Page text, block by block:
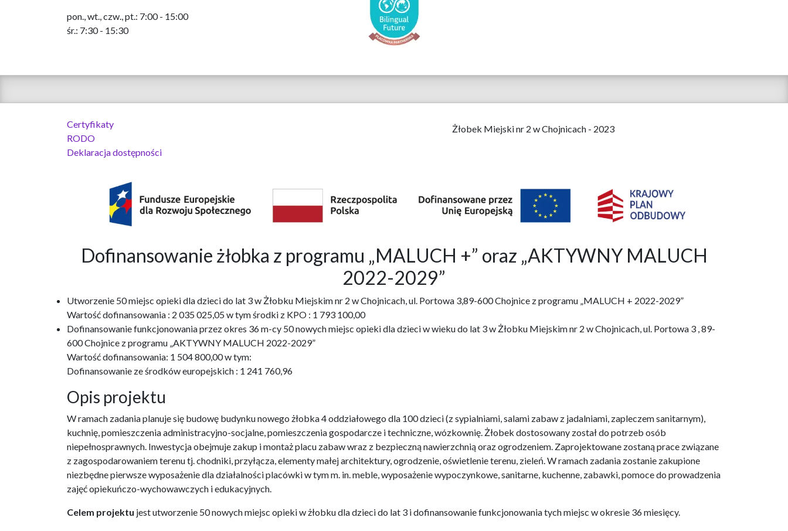
pon., wt., czw., pt.: 7:00 - 15:00
śr.: 7:30 - 15:30
Certyfikaty
RODO
Deklaracja dostępności
Żłobek Miejski nr 2 w Chojnicach - 2023
Dofinansowanie żłobka z programu „MALUCH +” oraz „AKTYWNY MALUCH
2022-2029”
Utworzenie 50 miejsc opieki dla dzieci do lat 3 w Żłobku Miejskim nr 2 w Chojnicach, ul. Portowa 3,89-600 Chojnice z programu „MALUCH + 2022-2029”
Wartość dofinansowania : 2 035 025,05 w tym środki z KPO : 1 793 100,00
Dofinansowanie funkcjonowania przez okres 36 m-cy 50 nowych miejsc opieki dla dzieci w wieku do lat 3 w Żłobku Miejskim nr 2 w Chojnicach, ul. Portowa 3 , 89-
600 Chojnice z programu „AKTYWNY MALUCH 2022-2029”
Wartość dofinansowania: 1 504 800,00 w tym:
Dofinansowanie ze środków europejskich : 1 241 760,96
Opis projektu
W ramach zadania planuje się budowę budynku nowego żłobka 4 oddziałowego dla 100 dzieci (z sypialniami, salami zabaw z jadalniami, zapleczem sanitarnym),
kuchnię, pomieszczenia administracyjno-socjalne, pomieszczenia gospodarcze i techniczne, wózkownię. Żłobek dostosowany został do potrzeb osób
niepełnosprawnych. Inwestycja obejmuje zakup i montaż placu zabaw wraz z bezpieczną nawierzchnią oraz ogrodzeniem. Zaprojektowane zostaną prace związane
z zagospodarowaniem terenu tj. chodniki, przyłącza, elementy małej architektury, ogrodzenie, oświetlenie terenu, zieleń. W ramach zadania zostanie zakupione
niezbędne pierwsze wyposażenie dla działalności placówki w tym m. in. meble, wyposażenie wypoczynkowe, sanitarne, kuchenne, zabawki, pomoce do prowadzenia
zajęć opiekuńczo-wychowawczych i edukacyjnych.
Celem projektu jest utworzenie 50 nowych miejsc opieki w żłobku dla dzieci do lat 3 i dofinansowanie funkcjonowania tych miejsc w okresie 36 miesięcy.